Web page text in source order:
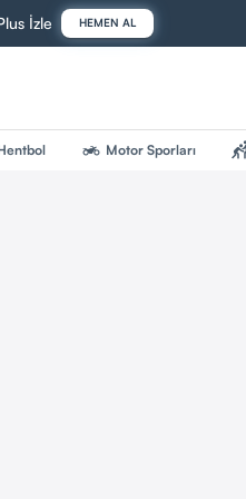
İzle HEMEN AL
two_wheeler Motor Sporları